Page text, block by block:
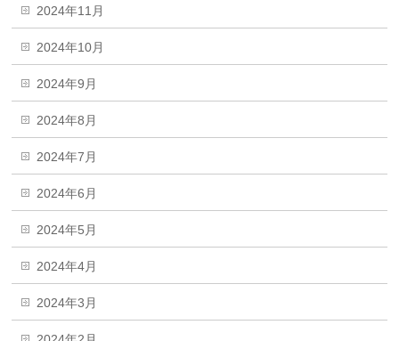
2024年11月
2024年10月
2024年9月
2024年8月
2024年7月
2024年6月
2024年5月
2024年4月
2024年3月